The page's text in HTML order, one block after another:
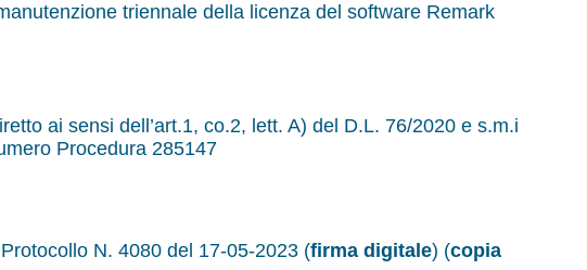
triennale della licenza del software Remark
ai sensi dell’art.1, co.2, lett. A) del D.L. 76/2020 e s.m.i
Procedura 285147
N. 4080 del 17-05-2023 (firma digitale) (copia